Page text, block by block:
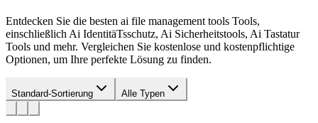
Entdecken Sie die besten ai file management tools Tools,
einschließlich Ai IdentitäTsschutz, Ai Sicherheitstools, Ai Tastatur
Tools und mehr. Vergleichen Sie kostenlose und kostenpflichtige
Optionen, um Ihre perfekte Lösung zu finden.
Standard-Sortierung Alle Typen